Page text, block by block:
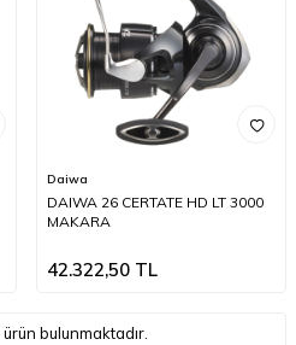
Daiwa
DAIWA 26 CERTATE HD LT 3000
MAKARA
42.322,50 TL
ürün bulunmaktadır.